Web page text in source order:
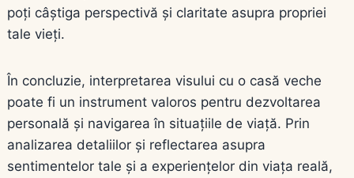
poți câștiga perspectivă și claritate asupra propriei
tale vieți.
În concluzie, interpretarea visului cu o casă veche
poate fi un instrument valoros pentru dezvoltarea
personală și navigarea în situațiile de viață. Prin
analizarea detaliilor și reflectarea asupra
sentimentelor tale și a experiențelor din viața reală,